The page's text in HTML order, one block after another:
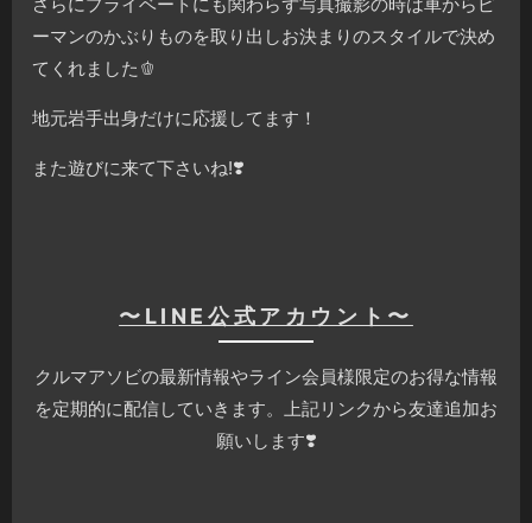
ーマンのかぶりものを取り出しお決まりのスタイルで決め
てくれました🫑
地元岩手出身だけに応援してます！
また遊びに来て下さいね!❣️
〜LINE公式アカウント〜
クルマアソビの最新情報やライン会員様限定のお得な情報
を定期的に配信していきます。上記リンクから友達追加お
願いします❣️